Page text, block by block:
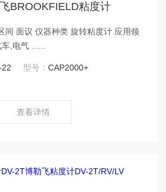
BROOKFIELD粘度计
型号：CAP2000+
查看详情